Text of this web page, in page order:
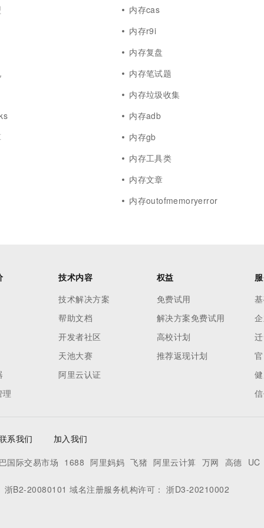
内存cas
内存r9i
内存复盘
内存笔试题
内存垃圾收集
内存adb
内存gb
内存工具类
内存文章
内存outofmemoryerror
理
技术内容
技术解决方案
帮助文档
开发者社区
天池大赛
阿里云认证
权益
免费试用
解决方案免费试用
高校计划
推荐返现计划
系我们
加入我们
国际交易市场 1688 阿里妈妈 飞猪 阿里云计算 万网 高德 UC
浙B2-20080101 域名注册服务机构许可： 浙D3-20210002